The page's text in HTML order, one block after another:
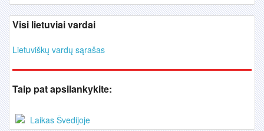
Visi lietuviai vardai
Lietuviškų vardų sąrašas
Taip pat apsilankykite:
Laikas Švedijoje